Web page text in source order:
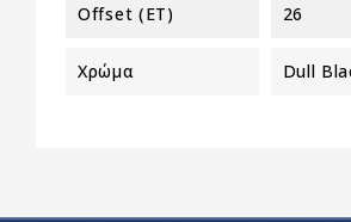
Offset (ET) 26
Χρώμα Dull